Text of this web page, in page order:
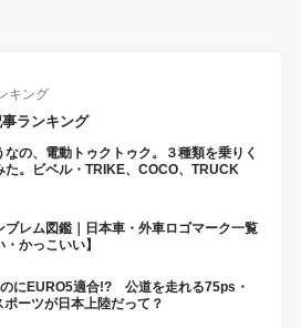
キング
ランキング
なの、電動トゥクトゥク。３種類を乗りく
た。ビベル・TRIKE、COCO、TRUCK
ブレム図鑑｜日本車・外車ロゴマーク一覧
・かっこいい】
にEURO5適合!? 公道を走れる75ps・
ーツが日本上陸だって？